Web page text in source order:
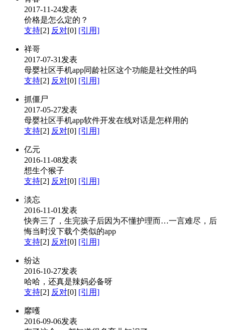
2017-11-24发表
价格是怎么定的？
支持[2] 反对[0] [引用]
祥哥
2017-07-31发表
母婴社区手机app同龄社区这个功能是社交性的吗
支持[2] 反对[0] [引用]
抓僵尸
2017-05-27发表
母婴社区手机app软件开发在线对话是怎样用的
支持[2] 反对[0] [引用]
亿元
2016-11-08发表
想生个猴子
支持[2] 反对[0] [引用]
淡忘
2016-11-01发表
快奔三了，生完孩子后因为不懂护理而…一言难尽，后
悔当时没下载个类似的app
支持[2] 反对[0] [引用]
纷达
2016-10-27发表
哈哈，还真是辣妈必备呀
支持[2] 反对[0] [引用]
黁嚄
2016-09-06发表